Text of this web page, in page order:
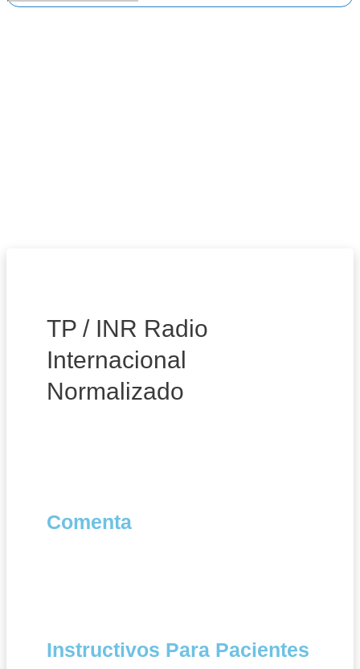
TP / INR Radio
Internacional
Normalizado
Comenta
Instructivos Para Pacientes